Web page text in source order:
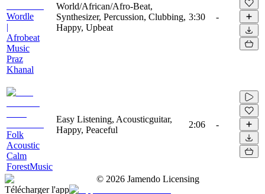
Wordle
|
Afrobeat
Music
Praz
Khanal
World/African/Afro-Beat,
Synthesizer, Percussion, Clubbing,
Happy, Upbeat
3:30 -
Folk
Acoustic
Calm
ForestMusic
Easy Listening, Acousticguitar,
Happy, Peaceful
2:06 -
© 2026 Jamendo Licensing
Télécharger l'app